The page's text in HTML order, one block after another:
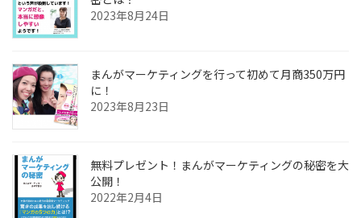
2023年8月24日
まんがマーケティングを行って初めて月商350万円
に！
2023年8月23日
無料プレゼント！まんがマーケティングの秘密を大
公開！
2022年2月4日